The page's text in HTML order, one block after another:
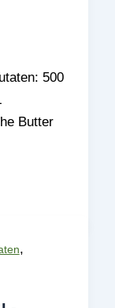
500
Butter
,